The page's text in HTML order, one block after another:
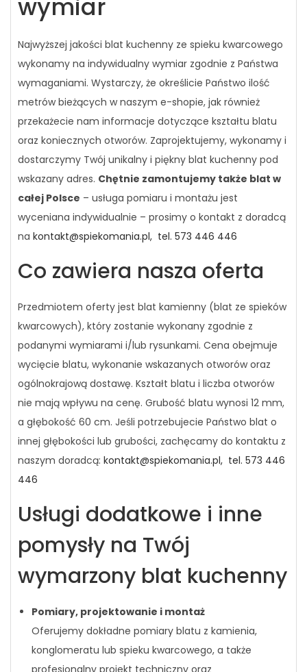
wymiar
Najwyższej jakości blat kuchenny ze spieku kwarcowego
wykonamy na indywidualny wymiar zgodnie z Państwa
wymaganiami. Wystarczy, że określicie Państwo ilość
metrów bieżących w naszym e-shopie, jak również
przekażecie nam informacje dotyczące kształtu blatu
oraz koniecznych otworów. Zaprojektujemy, wykonamy i
dostarczymy Twój unikalny i piękny blat kuchenny pod
wskazany adres. Chętnie zamontujemy także blat w
całej Polsce – usługa pomiaru i montażu jest
wyceniana indywidualnie – prosimy o kontakt z doradcą
na kontakt@spiekomania.pl, tel. 573 446 446
Co zawiera nasza oferta
Przedmiotem oferty jest blat kamienny (blat ze spieków
kwarcowych), który zostanie wykonany zgodnie z
podanymi wymiarami i/lub rysunkami. Cena obejmuje
wycięcie blatu, wykonanie wskazanych otworów oraz
ogólnokrajową dostawę. Kształt blatu i liczba otworów
nie mają wpływu na cenę. Grubość blatu wynosi 12 mm,
a głębokość 60 cm. Jeśli potrzebujecie Państwo blat o
innej głębokości lub grubości, zachęcamy do kontaktu z
naszym doradcą: kontakt@spiekomania.pl, tel. 573 446
446
Usługi dodatkowe i inne
pomysły na Twój
wymarzony blat kuchenny
Pomiary, projektowanie i montaż
Oferujemy dokładne pomiary blatu z kamienia,
konglomeratu lub spieku kwarcowego, a także
profesjonalny projekt techniczny oraz